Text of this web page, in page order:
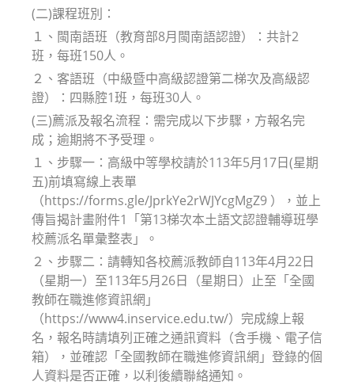
(二)課程班別：
１、閩南語班（教育部8月閩南語認證）：共計2
班，每班150人。
２、客語班（中級暨中高級認證第二梯次及高級認
證）：四縣腔1班，每班30人。
(三)薦派及報名流程：需完成以下步驟，方報名完
成；逾期將不予受理。
１、步驟一：高級中等學校請於113年5月17日(星期
五)前填寫線上表單
（https://forms.gle/JprkYe2rWJYcgMgZ9 ），並上
傳旨揭計畫附件1「第13梯次本土語文認證輔導班學
校薦派名單彙整表」。
２、步驟二：請轉知各校薦派教師自113年4月22日
（星期一）至113年5月26日（星期日）止至「全國
教師在職進修資訊網」
（https://www4.inservice.edu.tw/）完成線上報
名，報名時請填列正確之通訊資料（含手機、電子信
箱），並確認「全國教師在職進修資訊網」登錄的個
人資料是否正確，以利後續聯絡通知。